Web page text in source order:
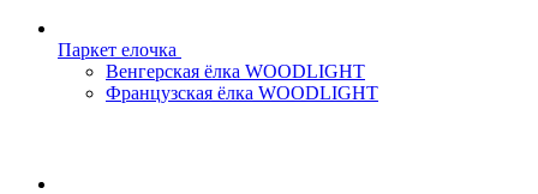
Паркет елочка
Венгерская ёлка WOODLIGHT
Французская ёлка WOODLIGHT